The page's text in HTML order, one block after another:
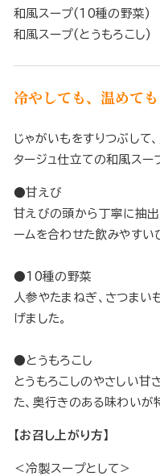
和風スープ(10種の野
和風スープ(とうもろこ
冷やしても、温めて
じゃがいもをすりつぶして
タージュ仕立ての和風スー
●甘えび
甘えびの頭から丁寧に抽出
ームを合わせた飲みやすい
●10種の野菜
人参やたまねぎ、さつま
げました。
●とうもろこし
とうもろこしのやさしい
た、奥行きのある味わいが
【お召し上がり方】
＜冷製スープとして＞